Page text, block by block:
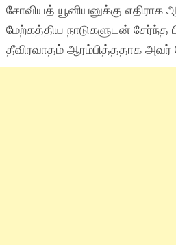
சோவியத் யூனியனுக்கு
மேற்கத்திய நாடுகளுடன் சேர்ந்த
தீவிரவாதம் ஆரம்பித்ததாக அவர்